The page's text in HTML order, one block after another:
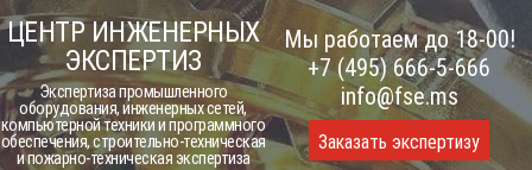
Skip
to
content
ЦЕНТР ИНЖЕНЕРНЫХ
ЭКСПЕРТИЗ
Экспертиза промышленного
оборудования, инженерных сетей,
компьютерной техники и программного
обеспечения, строительно-техническая
и пожарно-техническая экспертиза
Мы работаем до 18-00!
+7 (495) 666-5-666
info@fse.ms
Заказать экспертизу